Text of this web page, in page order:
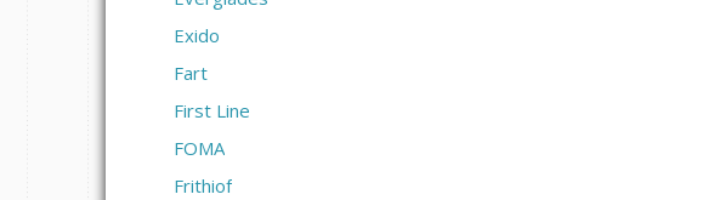
Exido
Fart
First Line
FOMA
Frithiof